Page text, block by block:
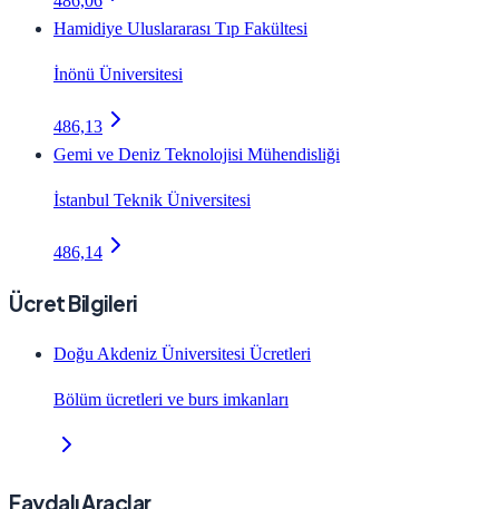
Hamidiye Uluslararası Tıp Fakültesi
İnönü Üniversitesi
486,13
Gemi ve Deniz Teknolojisi Mühendisliği
İstanbul Teknik Üniversitesi
486,14
Ücret Bilgileri
Doğu Akdeniz Üniversitesi Ücretleri
Bölüm ücretleri ve burs imkanları
Faydalı Araçlar